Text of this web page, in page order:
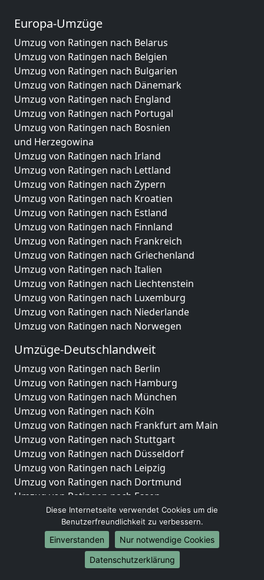
Europa-Umzüge
Umzug von Ratingen nach Belarus
Umzug von Ratingen nach Belgien
Umzug von Ratingen nach Bulgarien
Umzug von Ratingen nach Dänemark
Umzug von Ratingen nach England
Umzug von Ratingen nach Portugal
Umzug von Ratingen nach Bosnien
und Herzegowina
Umzug von Ratingen nach Irland
Umzug von Ratingen nach Lettland
Umzug von Ratingen nach Zypern
Umzug von Ratingen nach Kroatien
Umzug von Ratingen nach Estland
Umzug von Ratingen nach Finnland
Umzug von Ratingen nach Frankreich
Umzug von Ratingen nach Griechenland
Umzug von Ratingen nach Italien
Umzug von Ratingen nach Liechtenstein
Umzug von Ratingen nach Luxemburg
Umzug von Ratingen nach Niederlande
Umzug von Ratingen nach Norwegen
Umzüge-Deutschlandweit
Umzug von Ratingen nach Berlin
Umzug von Ratingen nach Hamburg
Umzug von Ratingen nach München
Umzug von Ratingen nach Köln
Umzug von Ratingen nach Frankfurt am Main
Umzug von Ratingen nach Stuttgart
Umzug von Ratingen nach Düsseldorf
Umzug von Ratingen nach Leipzig
Umzug von Ratingen nach Dortmund
Umzug von Ratingen nach Essen
Umzug von Ratingen nach Bremen
Umzug von Ratingen nach Dresden
Umzug von Ratingen nach Hannover
Umzug von Ratingen nach Nürnberg
Umzug von Ratingen nach Duisburg
Diese Internetseite verwendet Cookies um die
Benutzerfreundlichkeit zu verbessern.
Einverstanden
Nur notwendige Cookies
Datenschutzerklärung